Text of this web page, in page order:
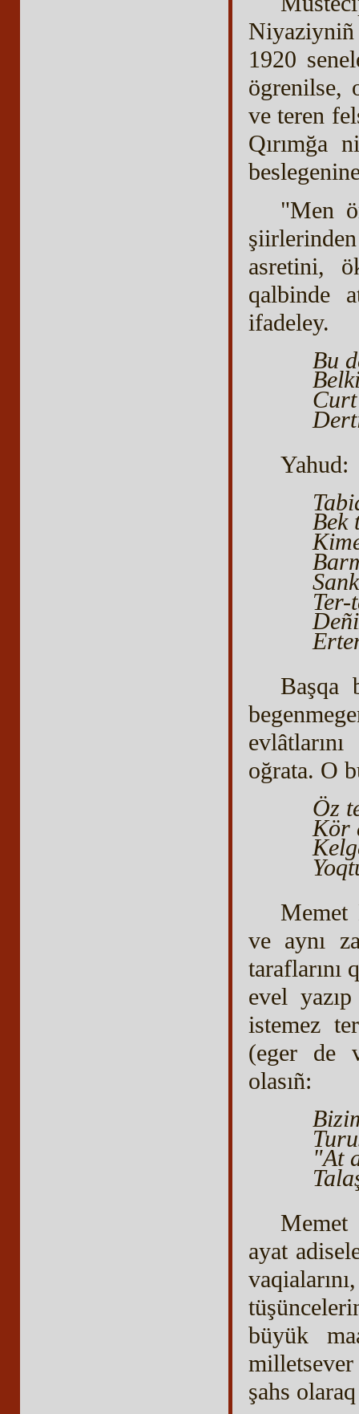
1920
ögrenilse,
ve teren
Qırımğa
"Men
asretini,
qalbinde
ifadeley.
Bu
Curt
Yahud:
Bek
Ter-
Başqa
oğrata. O
Öz
Kör
Memet
ve aynı
taraflarını
evel
istemez
(eger de
olasıñ:
"At
ayat
büyük
şahs